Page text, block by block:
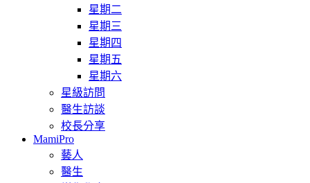
星期二
星期三
星期四
星期五
星期六
星級訪問
醫生訪談
校長分享
MamiPro
藝人
醫生